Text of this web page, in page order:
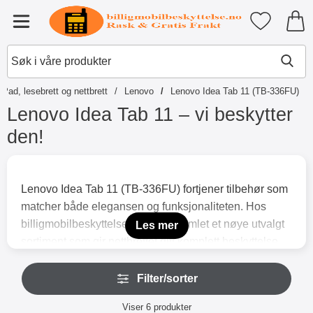
Meny Startsiden for Tibro BilligaMine
IPad, lesebrett og nettbrett Lenovo Lenovo Idea Tab 11 (TB-336FU)
Lenovo Idea Tab 11 – vi beskytter
den!
Les mer
Lenovo Idea Tab 11 (TB-336FU) fortjener tilbehør som
matcher både elegansen og funksjonaliteten. Hos
billigmobilbeskyttelse.no har vi samlet et nøye utvalgt
sortiment som gir nettbrettet ditt komplett beskyttelse
mot sprekker og riper, samtidig som følsomheten og
den klare overflaten bevares. Våre etuier sørger for at
Filter/sorter
Viser 6 produkter